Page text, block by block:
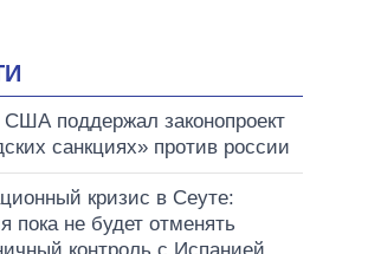
США поддержал законопроект
санкциях» против россии
кризис в Сеуте:
пока не будет отменять